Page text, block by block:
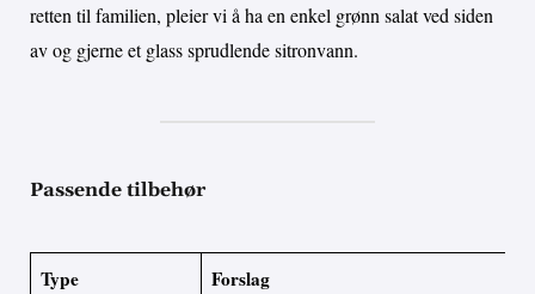
retten til familien, pleier vi å ha en enkel grønn salat ved siden
av og gjerne et glass sprudlende sitronvann.
Passende tilbehør
Type Forslag